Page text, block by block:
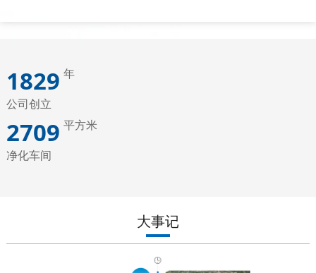
1872 年
公司创立
2783 平方米
净化车间
大事记